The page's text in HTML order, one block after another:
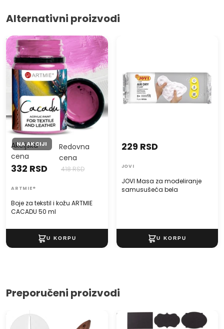
Alternativni proizvodi
Boje za tekstil i kožu ARTMIE
CACADU 50 ml
NA AKCIJI
Boje za tekstil i kožu ARTMIE
CACADU 50 ml
Akcijska
cena
332 RSD
Redovna
cena
418 RSD
ARTMIE®
JOVI Masa za modeliranje
samusušeća bela
229 RSD
JOVI
Preporučeni proizvodi
Slikarska špahtla ARTMIE
Nalepnice 15 komada